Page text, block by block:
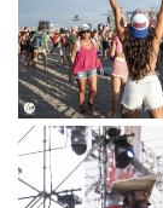
BEACH
FABOZZI.JPG
DSC_0334
BEACH